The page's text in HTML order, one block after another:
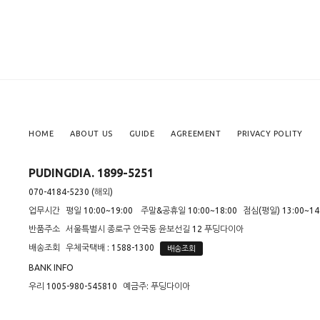
HOME ABOUT US GUIDE AGREEMENT PRIVACY POLITY
PUDINGDIA. 1899-5251
070-4184-5230 (해외)
업무시간
평일 10:00~19:00 주말&공휴일 10:00~18:00
점심(평일)
반품주소
서울특별시 종로구 안국동 윤보선길 12 푸딩다이아
배송조회
우체국택배 : 1588-1300 배송조회
BANK INFO
우리 1005-980-545810
예금주: 푸딩다이아